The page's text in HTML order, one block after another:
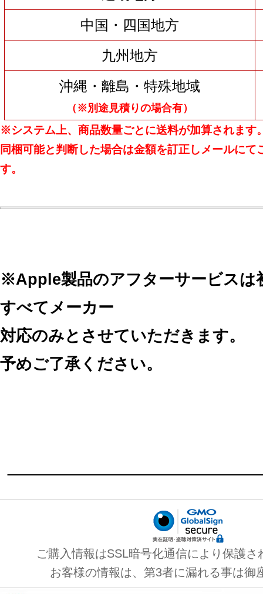
中国・四国地方
九州地方
沖縄・離島・特殊地域
（※別途見積りの場合有）
※システム上、商品数量ごとに送料が加算されます
同梱可能と判断した場合は金額を訂正しメールにて
す。
※Apple製品のアフターサービスは
すべてメーカー
対応のみとさせていただきます。
予めご了承ください。
ご購入情報はSSL暗号化通信により保護さ
お客様の情報は、第3者に漏れる事は御